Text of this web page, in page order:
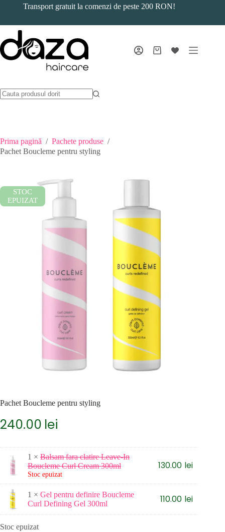
Transport gratuit la comenzi de peste 200 RON!
Coș
Prima pagină / Pachete produse /
Pachet Boucleme pentru styling
STOC
EPUIZAT
Pachet Boucleme pentru styling
240.00 lei
1 × Balsam fara clatire Leave-In
Boucleme Curl Cream 300ml
Stoc epuizat
130.00 lei
1 × Gel pentru definire Boucleme
Curl Defining Gel 300ml
110.00 lei
Stoc epuizat